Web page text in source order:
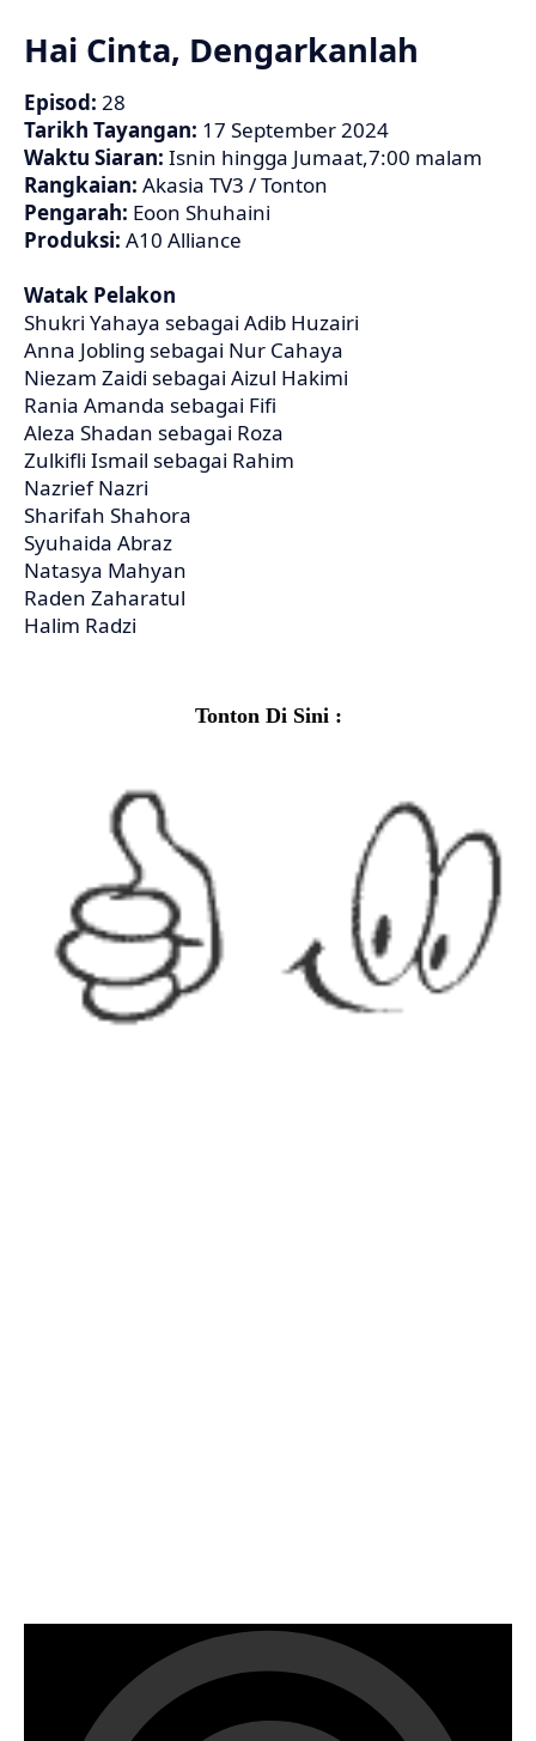
Hai Cinta, Dengarkanlah
Episod: 28
Tarikh Tayangan: 17 September 2024
Waktu Siaran: Isnin hingga Jumaat,7:00 malam
Rangkaian: Akasia TV3 / Tonton
Pengarah: Eoon Shuhaini
Produksi: A10 Alliance
Watak Pelakon
Shukri Yahaya sebagai Adib Huzairi
Anna Jobling sebagai Nur Cahaya
Niezam Zaidi sebagai Aizul Hakimi
Rania Amanda sebagai Fifi
Aleza Shadan sebagai Roza
Zulkifli Ismail sebagai Rahim
Nazrief Nazri
Sharifah Shahora
Syuhaida Abraz
Natasya Mahyan
Raden Zaharatul
Halim Radzi
Tonton Di Sini :